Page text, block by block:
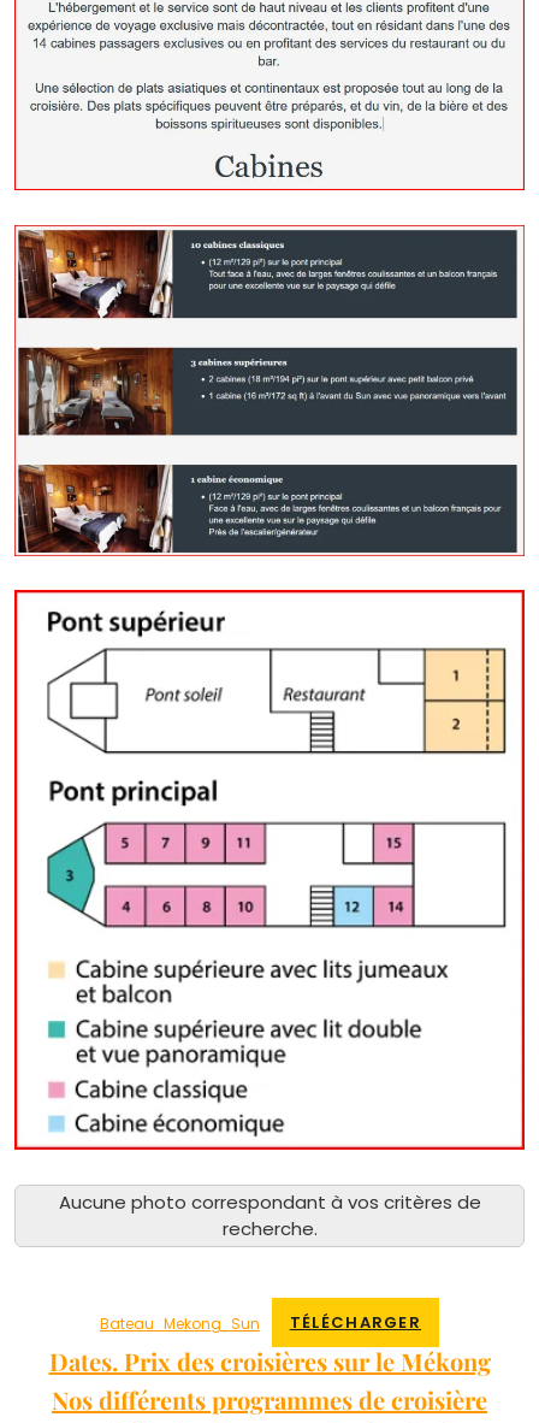
Aucune photo correspondant à vos critères de
recherche.
Bateau_Mekong_Sun TÉLÉCHARGER
Dates. Prix des croisières sur le Mékong
Nos différents programmes de croisière